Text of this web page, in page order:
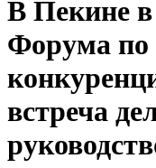
В Пекине
Форума по
встреча